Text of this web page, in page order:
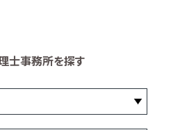
士事務所を探す